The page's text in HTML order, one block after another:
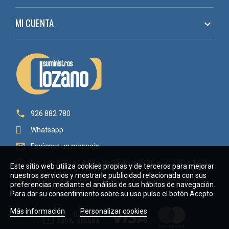
MI CUENTA 

926 882 780
Whatsapp
 Envíanos un mensaje
 L a J de 8:30 a 14:00 y de 15:45 a 18:30 — V: 7:30 a 14:30

Camino San Jorge, s/n - Aptdo 106 13270 Almagro -
Ciudad Real (España)
Este sitio web utiliza cookies propias y de terceros para mejorar
nuestros servicios y mostrarle publicidad relacionada con sus
preferencias mediante el análisis de sus hábitos de navegación.
Para dar su consentimiento sobre su uso pulse el botón Acepto.
Más información Personalizar cookies